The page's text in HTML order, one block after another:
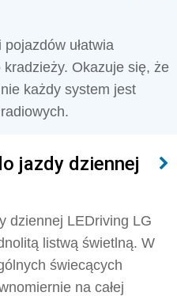
ułatwia
Okazuje się, że
każdy system jest
jazdy dziennej
dziennej LEDriving LG
listwą świetlną. W
świecących
na całej